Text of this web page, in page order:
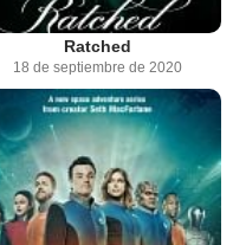
Ratched
18 de septiembre de 2020